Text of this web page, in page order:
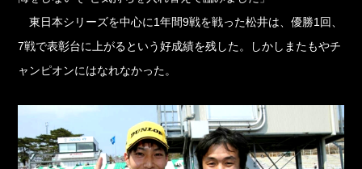
東日本シリーズを中心に1年間9戦を戦った松井は、優勝1回、
7戦で表彰台に上がるという好成績を残した。しかしまたもやチ
ャンピオンにはなれなかった。